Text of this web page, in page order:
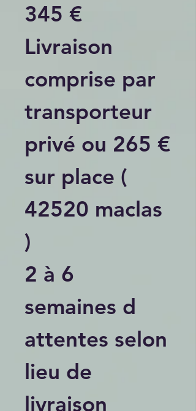
345 €
Livraison
comprise par
transporteur
privé ou 265 €
sur place (
42520 maclas
)
2 à 6
semaines d
attentes selon
lieu de
livraison